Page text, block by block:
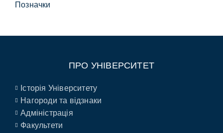
Позначки
ПРО УНІВЕРСИТЕТ
Історія Університету
Нагороди та відзнаки
Адміністрація
Факультети